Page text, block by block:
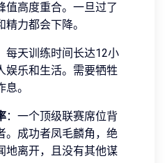
值高度重合。一旦过了
力都会下降。
每天训练时间长达12小
娱乐和生活。需要牺牲
。
：一个顶级联赛席位背
。成功者凤毛麟角，绝
地离开，且没有其他谋